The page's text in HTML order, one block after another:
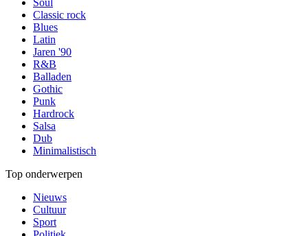
Soul
Classic rock
Blues
Latin
Jaren '90
R&B
Balladen
Gothic
Punk
Hardrock
Salsa
Dub
Minimalistisch
Top onderwerpen
Nieuws
Cultuur
Sport